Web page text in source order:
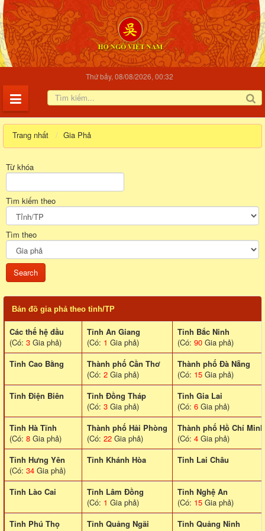
Thứ bảy, 08/08/2026, 00:32
Trang nhất Gia Phả
Từ khóa
Tìm kiếm theo
Tìm theo
Bản đồ gia phả theo tỉnh/TP
Các thế hệ đầu
(Có: 3 Gia phả)
Tỉnh An Giang
(Có: 1 Gia phả)
Tỉnh Bắc Ninh
(Có: 90 Gia phả)
Tỉnh Cao Bằng
Thành phố Cần Thơ
(Có: 2 Gia phả)
Thành phố Đà Nẵng
(Có: 15 Gia phả)
Tỉnh Điện Biên
Tỉnh Đồng Tháp
(Có: 3 Gia phả)
Tỉnh Gia Lai
(Có: 6 Gia phả)
Tỉnh Hà Tĩnh
(Có: 8 Gia phả)
Thành phố Hải Phòng
(Có: 22 Gia phả)
Thành phố Hồ Chí Minh
(Có: 4 Gia phả)
Tỉnh Hưng Yên
(Có: 34 Gia phả)
Tỉnh Khánh Hòa Tinh Lai Châu
Tỉnh Lào Cai
Tỉnh Lâm Đồng
(Có: 1 Gia phả)
Tỉnh Nghệ An
(Có: 15 Gia phả)
Tỉnh Phú Thọ
Tỉnh Quảng Ngãi
Tỉnh Quảng Ninh